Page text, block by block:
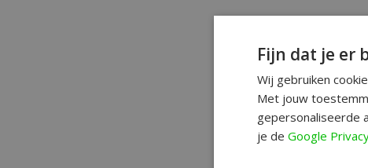
Fijn dat je er
Wij gebruiken
Met jouw
gepersonaliseerde
je de Google